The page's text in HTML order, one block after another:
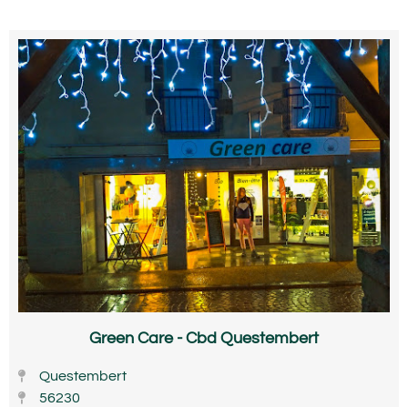
Green Care - Cbd Questembert
Questembert
56230